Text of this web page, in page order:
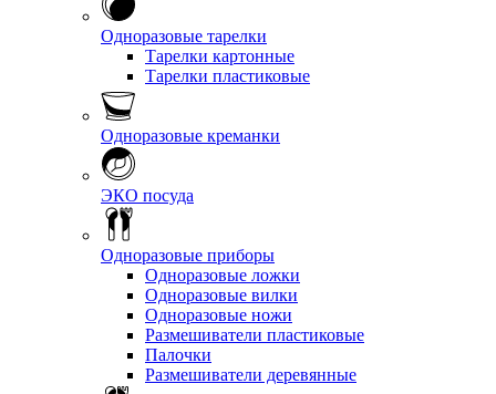
Одноразовые тарелки
Тарелки картонные
Тарелки пластиковые
Одноразовые креманки
ЭКО посуда
Одноразовые приборы
Одноразовые ложки
Одноразовые вилки
Одноразовые ножи
Размешиватели пластиковые
Палочки
Размешиватели деревянные